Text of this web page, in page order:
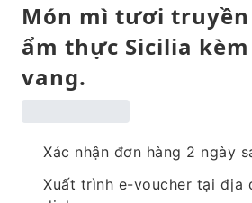
Món mì tươi
ẩm thực Sicilia
vang.
Xác nhận đơn hàng 2 ngày
Xuất trình e-voucher tại địa